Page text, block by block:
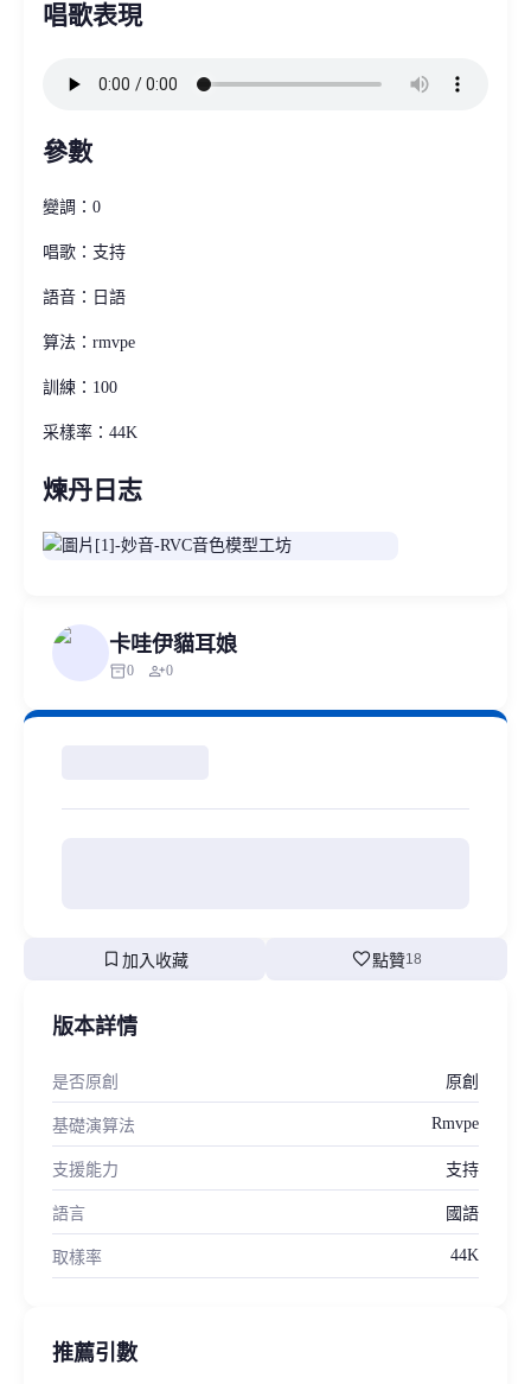
唱歌表現
參數
變調：0
唱歌：支持
語音：日語
算法：rmvpe
訓練：100
采樣率：44K
煉丹日志
卡哇伊貓耳娘
inventory_20 person_add0
bookmark 加入收藏 favorite點贊18
版本詳情
是否原創 原創
基礎演算法 Rmvpe
支援能力 支持
語言 國語
取樣率 44K
推薦引數